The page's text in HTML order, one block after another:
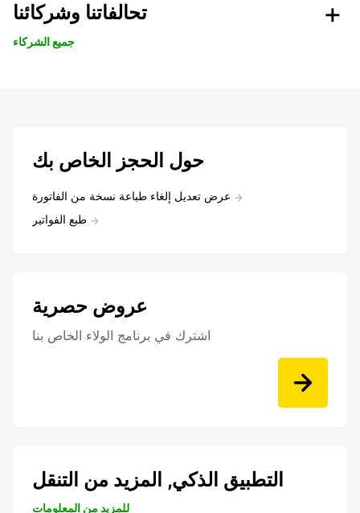
تحالفاتنا وشركائنا
جميع الشركاء
حول الحجز الخاص بك
عرض تعديل إلغاء طباعة نسخة من الفاتورة
طبع الفواتير
عروض حصرية
اشترك في برنامج الولاء الخاص بنا
التطبيق الذكي, المزيد من التنقل
للمزيد من المعلومات